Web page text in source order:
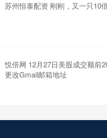
苏州恒泰配资 刚刚，又一只10
悦倍网 12月27日美股成交额前
更改Gmail邮箱地址